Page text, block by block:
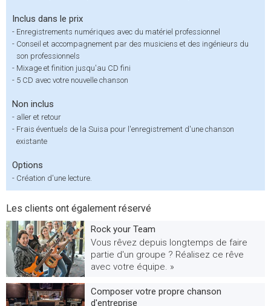
Inclus dans le prix
- Enregistrements numériques avec du matériel professionnel
- Conseil et accompagnement par des musiciens et des ingénieurs du
son professionnels
- Mixage et finition jusqu'au CD fini
- 5 CD avec votre nouvelle chanson
Non inclus
- aller et retour
- Frais éventuels de la Suisa pour l'enregistrement d'une chanson
existante
Options
- Création d'une lecture.
Les clients ont également réservé
Rock your Team
Vous rêvez depuis longtemps de faire
partie d'un groupe ? Réalisez ce rêve
avec votre équipe. »
Composer votre propre chanson
d'entreprise